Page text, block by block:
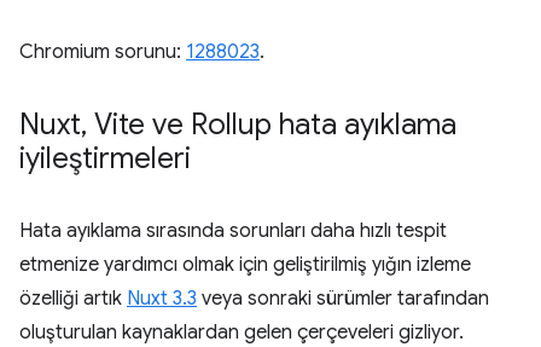
Chromium sorunu: 1288023.
Nuxt, Vite ve Rollup hata ayıklama
iyileştirmeleri
Hata ayıklama sırasında sorunları daha hızlı tespit
etmenize yardımcı olmak için geliştirilmiş yığın izleme
özelliği artık Nuxt 3.3 veya sonraki sürümler tarafından
oluşturulan kaynaklardan gelen çerçeveleri gizliyor.